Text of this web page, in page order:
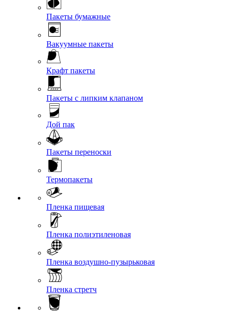
Пакеты бумажные
Вакуумные пакеты
Крафт пакеты
Пакеты с липким клапаном
Дой пак
Пакеты переноски
Термопакеты
Пленка пищевая
Пленка полиэтиленовая
Пленка воздушно-пузырьковая
Пленка стретч